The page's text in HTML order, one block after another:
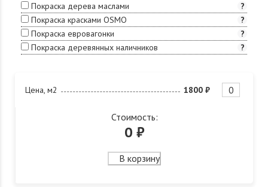
Цена, м2 1800 ₽
Стоимость:
0 ₽
В корзину
Покраска дерева маслами
?
Покраска красками OSMO
?
Покраска евровагонки
?
Покраска деревянных наличников
?